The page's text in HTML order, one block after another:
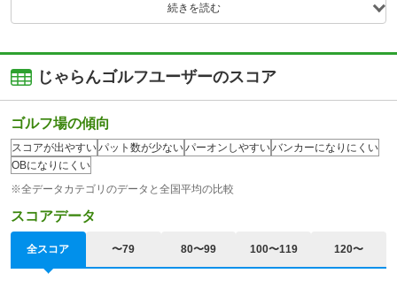
続きを読む
じゃらんゴルフユーザーのスコア
ゴルフ場の傾向
スコアが出やすいパット数が少ないパーオンしやすいバンカーになりにくい
OBになりにくい
※全データカテゴリのデータと全国平均の比較
スコアデータ
全スコア 〜79 80〜99 100〜119 120〜